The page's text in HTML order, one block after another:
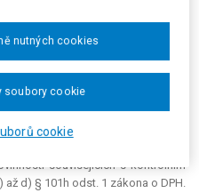
a účelem.
podle § 101h odst. 1 písm. d)
hlášeníani v náhradní lhůtě
lhůtaprávě až v návaznosti na
zprávy je totiž zřejmý záměr
souvisejících s kontrolním
až d) § 101h odst. 1 zákona o DPH.
cookie
nutných cookies
soubory cookie